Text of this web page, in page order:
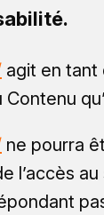
agit en tant
ne pourra
l’accès